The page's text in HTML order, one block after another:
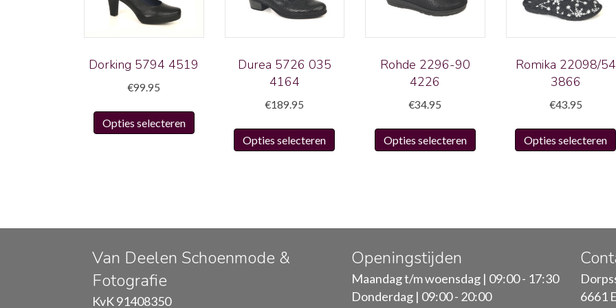
Dorking 5794 4519
€99.95
Opties selecteren
Dit
product
gekozen
Durea 5726 035
4164
€189.95
Opties selecteren
Dit
optie
kan
gekozen
worden
Rohde 2296-90
4226
€34.95
Opties selecteren
Dit
optie
worden
op
Romika 22098/54
3866
€43.95
Opties selecteren
Van Deelen Schoenmode &
Fotografie
KvK 91408350
Openingstijden
Maandag t/m woensdag | 09:00 - 17:30
Donderdag | 09:00 - 20:00
6661